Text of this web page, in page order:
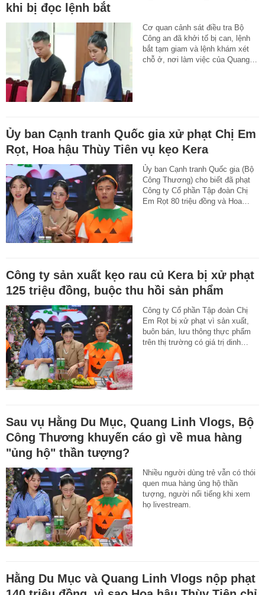
khi bị đọc lệnh bắt
Cơ quan cảnh sát điều tra Bộ
Công an đã khởi tố bị can, lệnh
bắt tạm giam và lệnh khám xét
chỗ ở, nơi làm việc của Quang…
Ủy ban Cạnh tranh Quốc gia xử phạt Chị Em
Rọt, Hoa hậu Thùy Tiên vụ kẹo Kera
Ủy ban Cạnh tranh Quốc gia (Bộ
Công Thương) cho biết đã phạt
Công ty Cổ phần Tập đoàn Chị
Em Rọt 80 triệu đồng và Hoa…
Công ty sản xuất kẹo rau củ Kera bị xử phạt
125 triệu đồng, buộc thu hồi sản phẩm
Công ty Cổ phần Tập đoàn Chị
Em Rọt bị xử phạt vì sản xuất,
buôn bán, lưu thông thực phẩm
trên thị trường có giá trị dinh…
Sau vụ Hằng Du Mục, Quang Linh Vlogs, Bộ
Công Thương khuyến cáo gì về mua hàng
"ủng hộ" thần tượng?
Nhiều người dùng trẻ vẫn có thói
quen mua hàng ủng hộ thần
tượng, người nổi tiếng khi xem
họ livestream.
Hằng Du Mục và Quang Linh Vlogs nộp phạt